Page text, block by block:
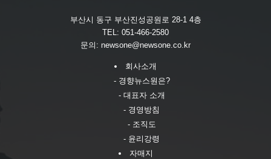
부산시 동구 부산진성공원로 28-1 4층
TEL: 051-466-2580
문의: newsone@newsone.co.kr
회사소개
- 경향뉴스원은?
- 대표자 소개
- 경영방침
- 조직도
- 윤리강령
자매지